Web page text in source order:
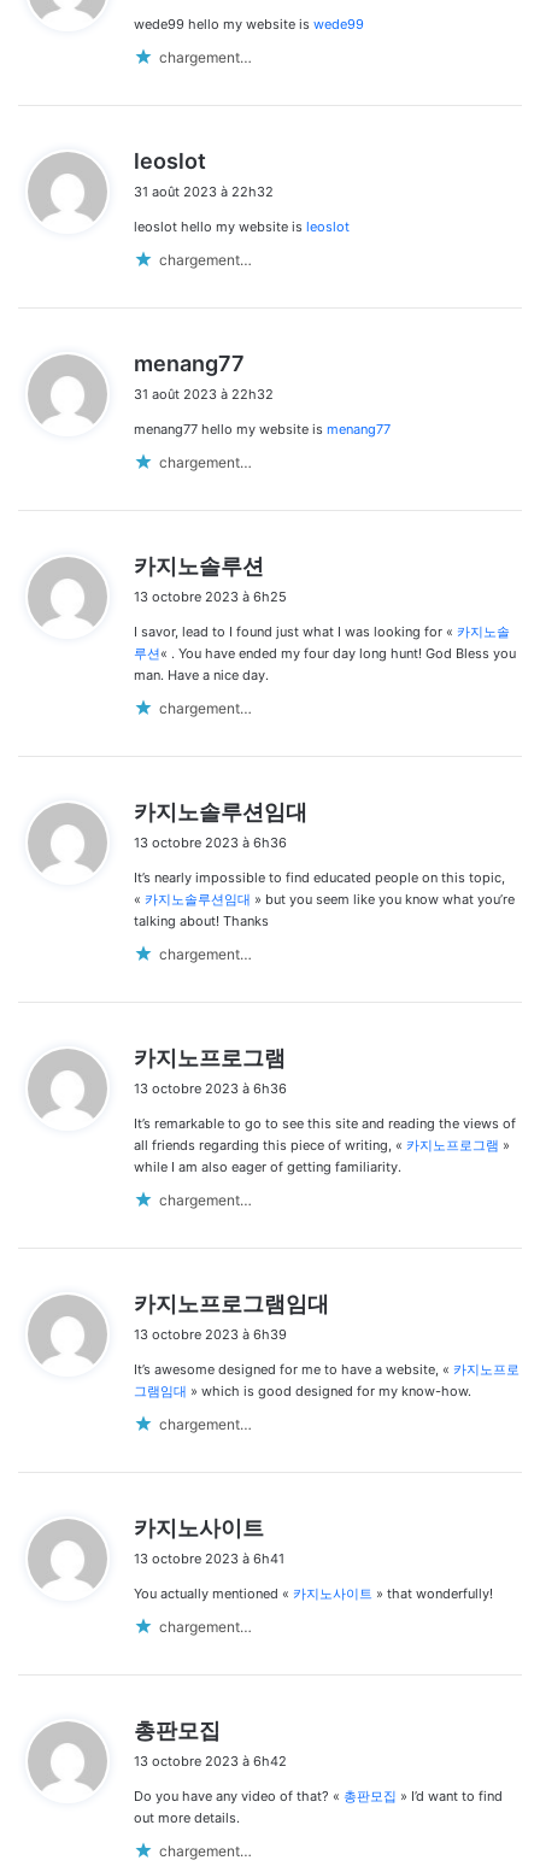
wede99 hello my website is wede99
chargement…
leoslot
t
31 août 2023 à 22h32
leoslot hello my website is leoslot
chargement…
menang77
t
31 août 2023 à 22h32
menang77 hello my website is menang77
chargement…
카지노솔루션
t
:
13 octobre 2023 à 6h25
I savor, lead to I found just what I was looking for « 카지노솔
루션« . You have ended my four day long hunt! God Bless you
man. Have a nice day.
chargement…
카지노솔루션임대
:
13 octobre 2023 à 6h36
It’s nearly impossible to find educated people on this topic,
« 카지노솔루션임대 » but you seem like you know what you’re
talking about! Thanks
chargement…
카지노프로그램
13 octobre 2023 à 6h36
It’s remarkable to go to see this site and reading the views of
all friends regarding this piece of writing, « 카지노프로그램 »
while I am also eager of getting familiarity.
chargement…
카지노프로그램임대
:
13 octobre 2023 à 6h39
It’s awesome designed for me to have a website, « 카지노프로
그램임대 » which is good designed for my know-how.
chargement…
카지노사이트
t
13 octobre 2023 à 6h41
You actually mentioned « 카지노사이트 » that wonderfully!
chargement…
총판모집
t
:
13 octobre 2023 à 6h42
Do you have any video of that? « 총판모집 » I’d want to find
out more details.
chargement…